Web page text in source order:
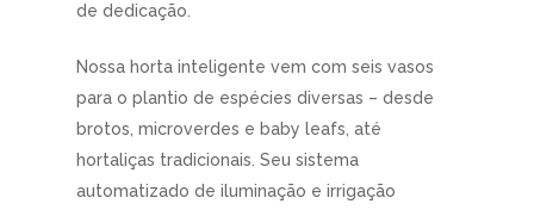
de dedicação.
Nossa horta inteligente vem com seis vasos
para o plantio de espécies diversas – desde
brotos, microverdes e baby leafs, até
hortaliças tradicionais. Seu sistema
automatizado de iluminação e irrigação